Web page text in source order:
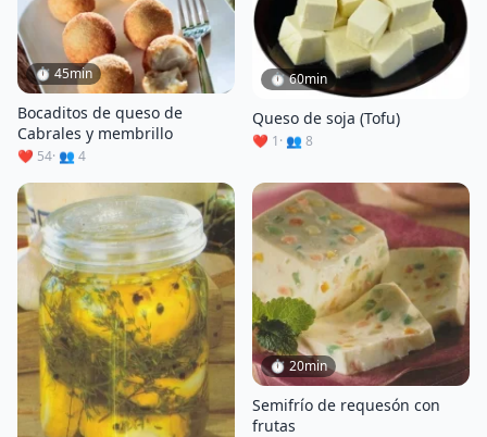
⏱ 45min
Bocaditos de queso de
Cabrales y membrillo
❤️ 54· 👥 4
⏱ 60min
Queso de soja (Tofu)
❤️ 1· 👥 8
⏱ 20min
Semifrío de requesón con
frutas